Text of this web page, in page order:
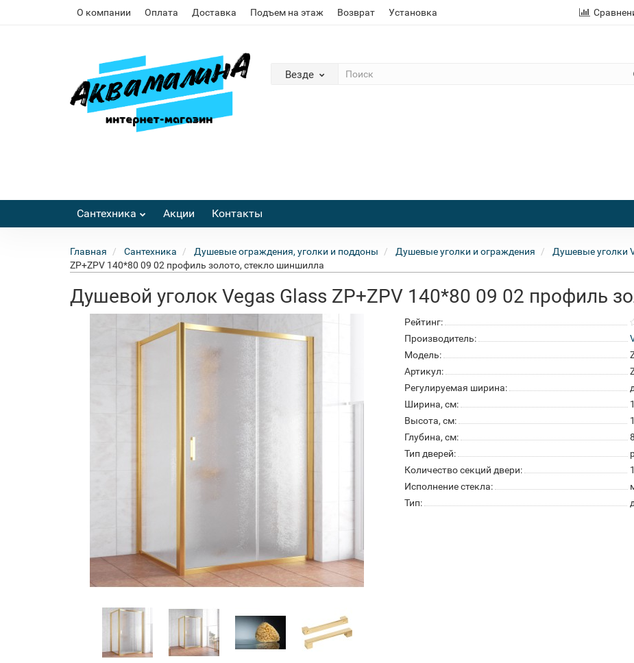
О компании Оплата Доставка Подъем на этаж Возврат Установка
Везде
Сантехника Акции Контакты
Главная Сантехника Душевые ограждения, уголки и поддоны Душевые уголки и ограждения Душевые уголки
ZP+ZPV 140*80 09 02 профиль золото, стекло шиншилла
Душевой уголок Vegas Glass ZP+ZPV 140*80 09 02 профиль
Рейтинг:
Производитель:
Модель:
Артикул:
Регулируемая ширина:
Ширина, см:
Высота, см:
Глубина, см:
Тип дверей:
Количество секций двери:
1
Исполнение стекла:
Тип: